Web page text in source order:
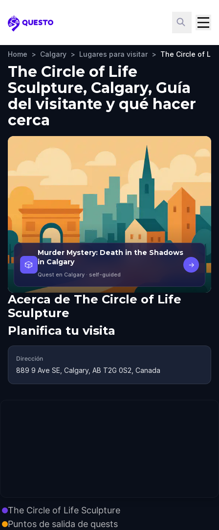
Questo
Home > Calgary > Lugares para visitar > The Circle of
The Circle of Life
Sculpture, Calgary, Guía
del visitante y qué hacer
cerca
🎲
Murder Mystery: Death in the Shadows
in Calgary
Quest en Calgary · self-guided
→
Acerca de The Circle of Life
Sculpture
Planifica tu visita
Dirección
889 9 Ave SE, Calgary, AB T2G 0S2, Canada
The Circle of Life Sculpture
Puntos de salida de quests